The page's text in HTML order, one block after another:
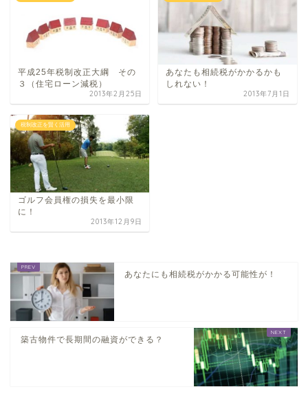
平成25年税制改正大綱 その
３（住宅ローン減税）
2013年2月25日
あなたも相続税がかかるかも
しれない！
2013年7月1日
税制改正を賢く活用
ゴルフ会員権の損失を最小限
に！
2013年12月9日
あなたにも相続税がかかる可能性が！
築古物件で長期間の融資ができる？